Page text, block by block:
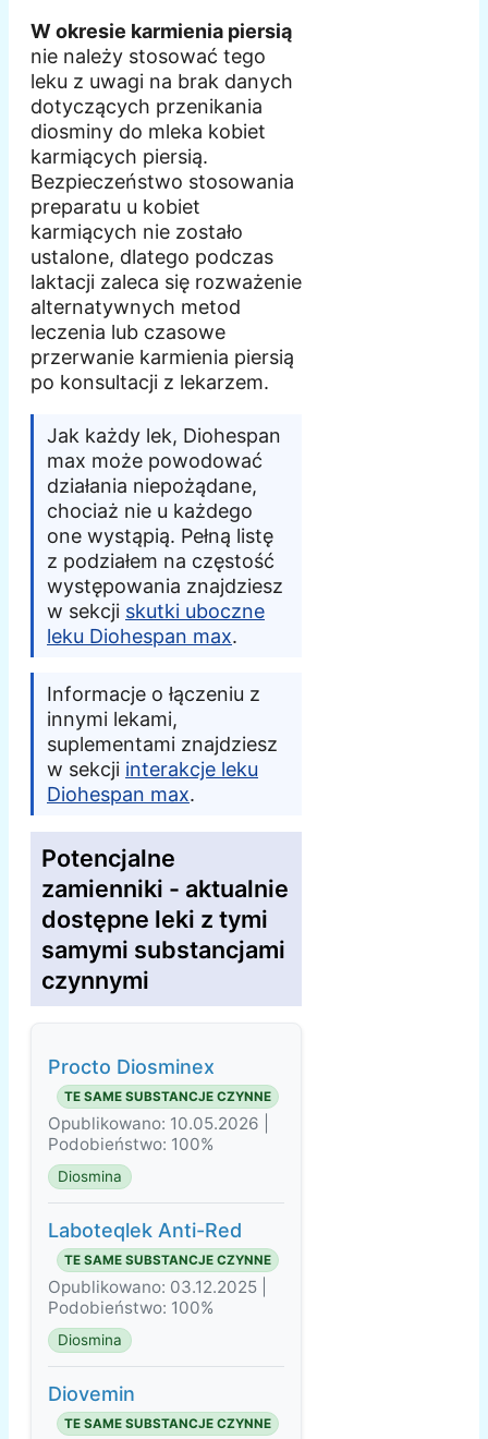
W okresie karmienia piersią
nie należy stosować tego
leku z uwagi na brak danych
dotyczących przenikania
diosminy do mleka kobiet
karmiących piersią.
Bezpieczeństwo stosowania
preparatu u kobiet
karmiących nie zostało
ustalone, dlatego podczas
laktacji zaleca się rozważenie
alternatywnych metod
leczenia lub czasowe
przerwanie karmienia piersią
po konsultacji z lekarzem.
Jak każdy lek, Diohespan
max może powodować
działania niepożądane,
chociaż nie u każdego
one wystąpią. Pełną listę
z podziałem na częstość
występowania znajdziesz
w sekcji skutki uboczne
leku Diohespan max.
Informacje o łączeniu z
innymi lekami,
suplementami znajdziesz
w sekcji interakcje leku
Diohespan max.
Potencjalne
zamienniki - aktualnie
dostępne leki z tymi
samymi substancjami
czynnymi
Procto Diosminex
TE SAME SUBSTANCJE CZYNNE
Opublikowano: 10.05.2026 |
Podobieństwo: 100%
Diosmina
Laboteqlek Anti-Red
TE SAME SUBSTANCJE CZYNNE
Opublikowano: 03.12.2025 |
Podobieństwo: 100%
Diosmina
Diovemin
TE SAME SUBSTANCJE CZYNNE